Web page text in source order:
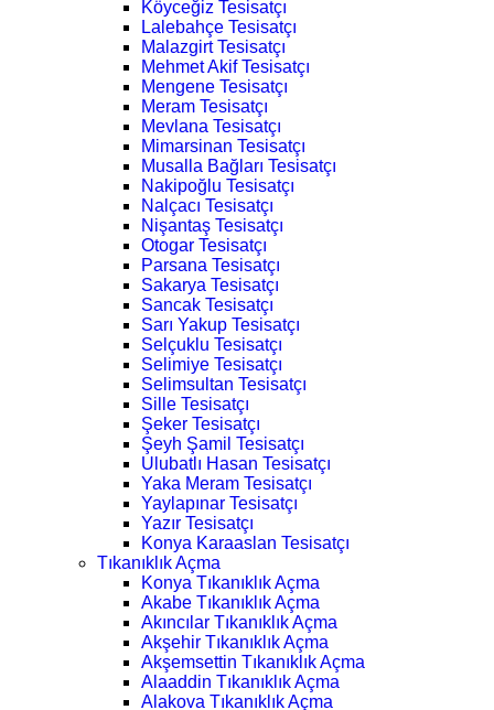
Köyceğiz Tesisatçı
Lalebahçe Tesisatçı
Malazgirt Tesisatçı
Mehmet Akif Tesisatçı
Mengene Tesisatçı
Meram Tesisatçı
Mevlana Tesisatçı
Mimarsinan Tesisatçı
Musalla Bağları Tesisatçı
Nakipoğlu Tesisatçı
Nalçacı Tesisatçı
Nişantaş Tesisatçı
Otogar Tesisatçı
Parsana Tesisatçı
Sakarya Tesisatçı
Sancak Tesisatçı
Sarı Yakup Tesisatçı
Selçuklu Tesisatçı
Selimiye Tesisatçı
Selimsultan Tesisatçı
Sille Tesisatçı
Şeker Tesisatçı
Şeyh Şamil Tesisatçı
Ulubatlı Hasan Tesisatçı
Yaka Meram Tesisatçı
Yaylapınar Tesisatçı
Yazır Tesisatçı
Konya Karaaslan Tesisatçı
Tıkanıklık Açma
Konya Tıkanıklık Açma
Akabe Tıkanıklık Açma
Akıncılar Tıkanıklık Açma
Akşehir Tıkanıklık Açma
Akşemsettin Tıkanıklık Açma
Alaaddin Tıkanıklık Açma
Alakova Tıkanıklık Açma